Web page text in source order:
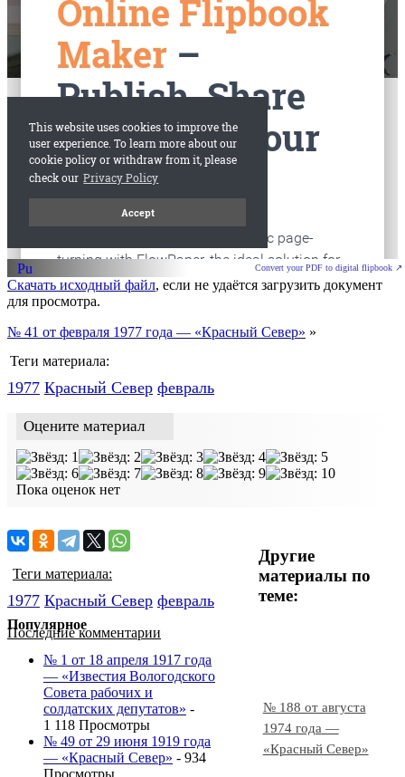
старые газеты
Convert your PDF to digital flipbook ↗
Скачать исходный файл, если не удаётся загрузить документ
для просмотра.
№ 41 от февраля 1977 года — «Красный Север» »
Теги материала:
1977 Красный Cевер февраль
Оцените материал
Пока оценок нет
Другие
материалы по
теме:
№ 188 от августа
1974 года —
«Красный Север»
Теги материала:
1977 Красный Cевер февраль
Последние комментарии
Популярное
№ 1 от 18 апреля 1917 года
— «Известия Вологодского
Совета рабочих и
солдатских депутатов» -
1 118 Просмотры
№ 49 от 29 июня 1919 года
— «Красный Север» - 934